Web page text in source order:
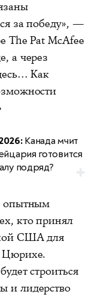
за победу», —
The Pat McAfee
а через
Как
Канада мчит
готовится
подряд?
опытным
кто принял
США для
Цюрихе.
строиться
и лидерство